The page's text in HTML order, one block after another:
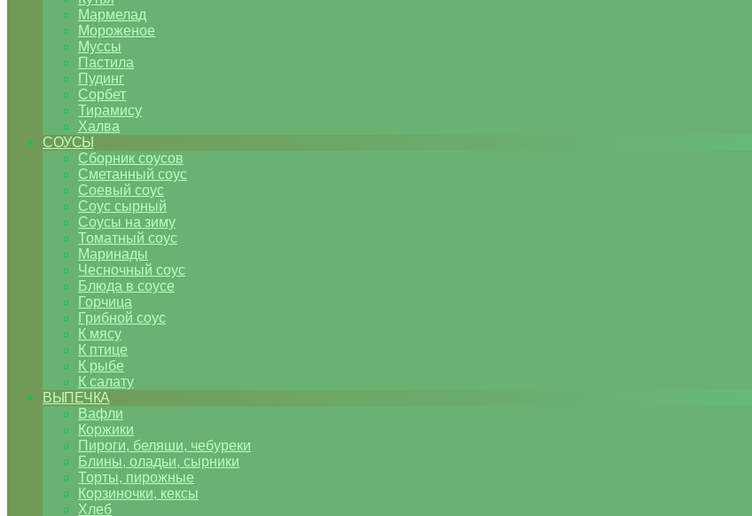
Мармелад
Мороженое
Муссы
Пастила
Пудинг
Сорбет
Тирамису
Халва
СОУСЫ
Сборник соусов
Сметанный соус
Соевый соус
Соус сырный
Соусы на зиму
Томатный соус
Маринады
Чесночный соус
Блюда в соусе
Горчица
Грибной соус
К мясу
К птице
К рыбе
К салату
ВЫПЕЧКА
Вафли
Коржики
Пироги, беляши, чебуреки
Блины, оладьи, сырники
Торты, пирожные
Корзиночки, кексы
Хлеб